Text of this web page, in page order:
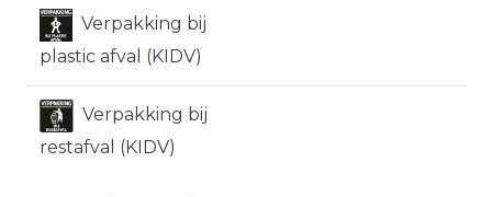
Verpakking bij
plastic afval (KIDV)
Verpakking bij
restafval (KIDV)